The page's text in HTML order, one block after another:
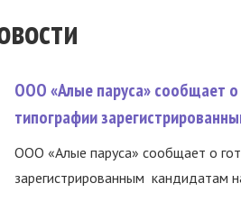
ООО «Алые паруса» сообщает о
типографии
ООО «Алые паруса» сообщает о
зарегистрированным кандидатам